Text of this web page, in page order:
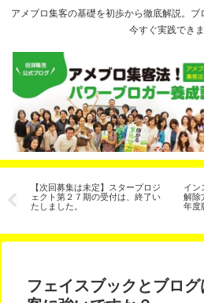
アメブロ集客の基礎を初歩から徹底解説。
今すぐ実践できま
【次回募集は未定】スタープロジ
ェクト第２７期の受付は、終了い
たしました。
イン
解除
年度
フェイスブックとブロ